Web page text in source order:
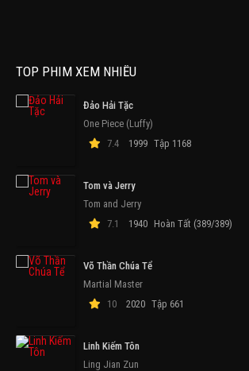
TOP PHIM XEM NHIỀU
Đảo Hải Tặc
One Piece (Luffy)
7.4
1999 Tập 1168
Tom và Jerry
Tom and Jerry
7.1
1940 Hoàn Tất (389/389)
Võ Thần Chúa Tể
Martial Master
10
2020 Tập 661
Linh Kiếm Tôn
Ling Jian Zun